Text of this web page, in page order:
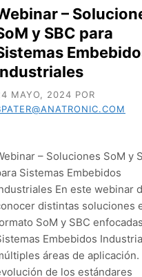
–
y SBC para
MAYO, 2024 POR
– Soluciones SoM y
Sistemas Embebidos
En este webinar
distintas soluciones
SoM y SBC
Embebidos
áreas de aplicación.
de los estándares